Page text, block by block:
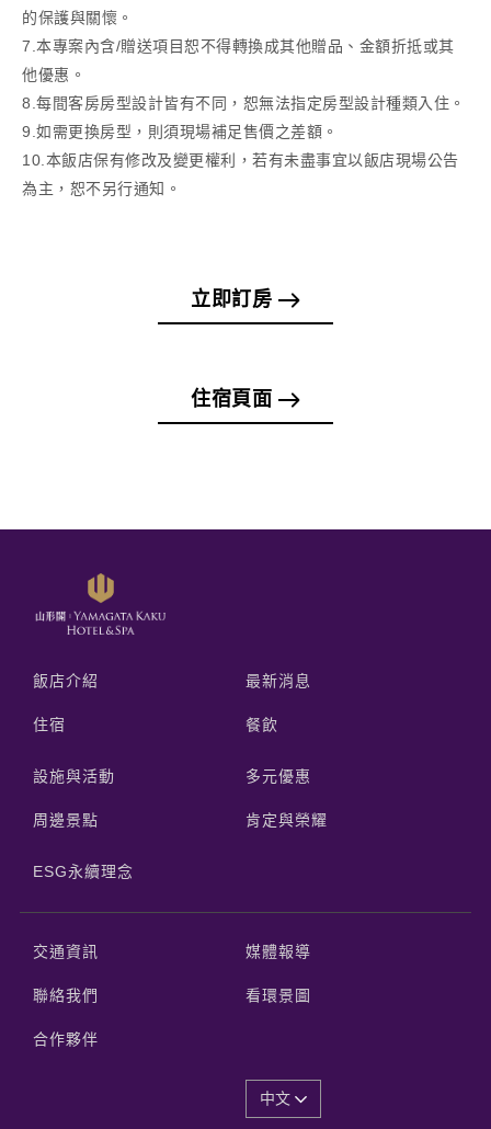
的保護與關懷。
7.本專案內含/贈送項目恕不得轉換成其他贈品、金額折抵或其
他優惠。
8.每間客房房型設計皆有不同，恕無法指定房型設計種類入住。
9.如需更換房型，則須現場補足售價之差額。
10.本飯店保有修改及變更權利，若有未盡事宜以飯店現場公告
為主，恕不另行通知。
立即訂房
住宿頁面
飯店介紹 最新消息
住宿 餐飲
設施與活動 多元優惠
周邊景點 肯定與榮耀
ESG永續理念
交通資訊 媒體報導
聯絡我們 看環景圖
合作夥伴
中文